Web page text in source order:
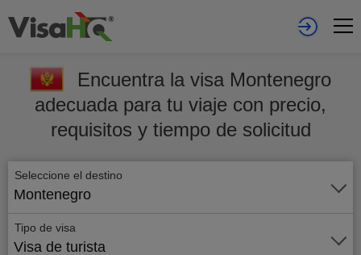
Encuentra la visa Montenegro
adecuada para tu viaje con precio,
requisitos y tiempo de solicitud
Seleccione el destino
Montenegro
Tipo de visa
Visa de turista